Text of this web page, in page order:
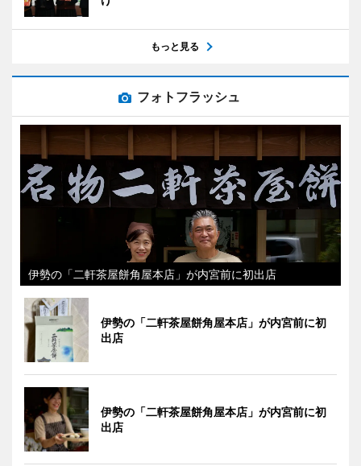
もっと見る
フォトフラッシュ
伊勢の「二軒茶屋餅角屋本店」が内宮前に初出店
伊勢の「二軒茶屋餅角屋本店」が内宮前に初
出店
伊勢の「二軒茶屋餅角屋本店」が内宮前に初
出店